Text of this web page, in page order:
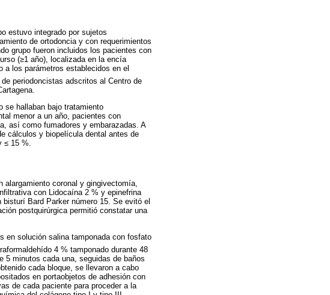
estuvo integrado por sujetos
de ortodoncia y con requerimientos
grupo fueron incluidos los pacientes con
(≥1 año), localizada en la encía
los parámetros establecidos en el
periodoncistas adscritos al Centro de
se hallaban bajo tratamiento
menor a un año, pacientes con
así como fumadores y embarazadas. A
cálculos y biopelícula dental antes de
≤ 15 %.
alargamiento coronal y gingivectomía,
con Lidocaína 2 % y epinefrina
Bard Parker número 15. Se evitó el
postquirúrgica permitió constatar una
en solución salina tamponada con fosfato
4 % tamponado durante 48
5 minutos cada una, seguidas de baños
cada bloque, se llevaron a cabo
en portaobjetos de adhesión con
de cada paciente para proceder a la